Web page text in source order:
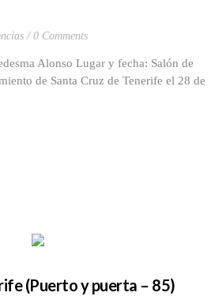
0 Comments
Alonso Lugar y fecha: Salón de
de Santa Cruz de Tenerife el 28 de
(Puerto y puerta – 85)